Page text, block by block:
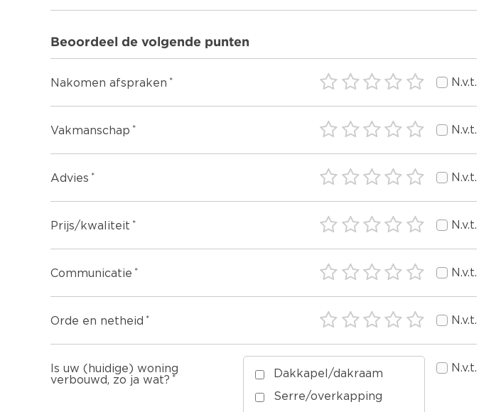
Beoordeel de volgende punten
Nakomen afspraken N.v.t.
Vakmanschap N.v.t.
Advies N.v.t.
Prijs/kwaliteit N.v.t.
Communicatie N.v.t.
Orde en netheid N.v.t.
Is uw (huidige) woning
verbouwd, zo ja wat?
Dakkapel/dakraam
Serre/overkapping
N.v.t.